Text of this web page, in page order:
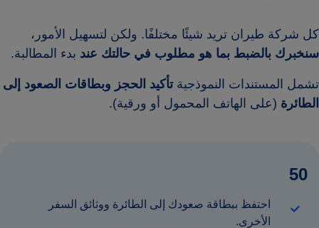
كل شركة طيران تريد شيئًا مختلفًا. ولكن لتسهيل الأمور،
سنخبرك بالضبط بما هو مطلوب في حالتك عند بدء المطالبة.
تشمل المستندات النموذجية تأكيد الحجز وبطاقات الصعود إلى
الطائرة (على الهاتف المحمول أو ورقية).
50
احتفظ ببطاقة صعودك إلى الطائرة ووثائق السفر
الأخرى.